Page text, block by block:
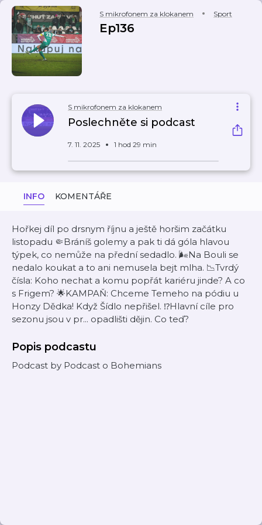
S mikrofonem za klokanem Sport
Ep136
S mikrofonem za klokanem
Poslechněte si podcast
7. 11. 2025 1 hod 29 min
INFO KOMENTÁŘE
Hořkej díl po drsnym říjnu a ještě horšim začátku
listopadu 🤏Bráníš golemy a pak ti dá góla hlavou
týpek, co nemůže na přední sedadlo. 🌬Na Bouli se
nedalo koukat a to ani nemusela bejt mlha. 📉Tvrdý
čísla: Koho nechat a komu popřát kariéru jinde? A co
s Frigem? 🌟KAMPAŇ: Chceme Temeho na pódiu u
Honzy Dědka! Když Šídlo nepřišel. ⁉Hlavní cíle pro
sezonu jsou v pr... opadlišti dějin. Co teď?
Popis podcastu
Podcast by Podcast o Bohemians